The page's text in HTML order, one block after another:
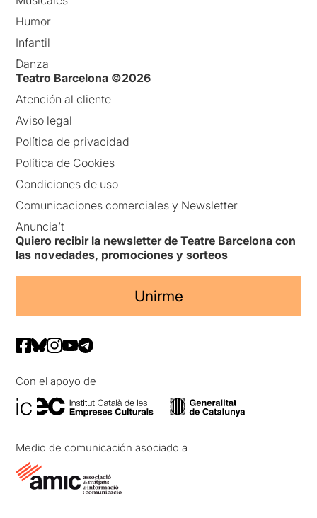
Humor
Infantil
Danza
Teatro Barcelona ©2026
Atención al cliente
Aviso legal
Política de privacidad
Política de Cookies
Condiciones de uso
Comunicaciones comerciales y Newsletter
Anuncia’t
Quiero recibir la newsletter de Teatre Barcelona con
las novedades, promociones y sorteos
Unirme
Con el apoyo de
Medio de comunicación asociado a